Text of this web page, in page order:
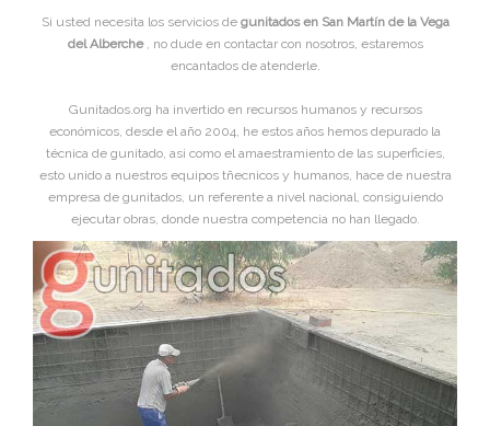
Si usted necesita los servicios de gunitados en San Martín de la Vega
del Alberche , no dude en contactar con nosotros, estaremos
encantados de atenderle.
Gunitados.org ha invertido en recursos humanos y recursos
económicos, desde el año 2004, he estos años hemos depurado la
técnica de gunitado, asi como el amaestramiento de las superficies,
esto unido a nuestros equipos tñecnicos y humanos, hace de nuestra
empresa de gunitados, un referente a nivel nacional, consiguiendo
ejecutar obras, donde nuestra competencia no han llegado.